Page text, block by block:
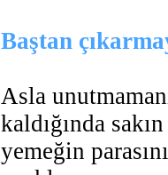
Baştan
Asla
kaldığında
yemeğin